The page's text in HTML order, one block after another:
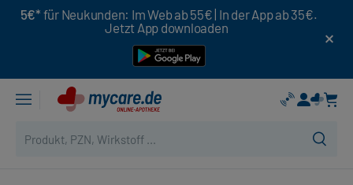
5€* für Neukunden: Im Web ab 55€ | In der App ab 35€.
Jetzt App downloaden